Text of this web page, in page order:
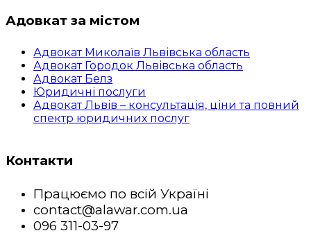
Адовкат за містом
Адвокат Миколаїв Львівська область
Адвокат Городок Львівська область
Адвокат Белз
Юридичні послуги
Адвокат Львів – консультація, ціни та повний
спектр юридичних послуг
Контакти
Працюємо по всій Україні
contact@alawar.com.ua
096 311-03-97